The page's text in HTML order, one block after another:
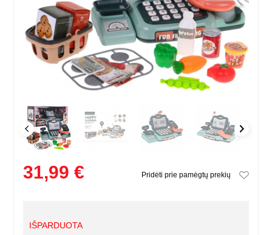
31,99 € Pridėti prie pamėgtų prekių
IŠPARDUOTA